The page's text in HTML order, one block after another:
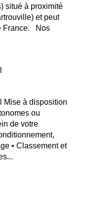
situé à proximité
et peut
France. Nos
Mise à disposition
ou
de votre
• Classement et